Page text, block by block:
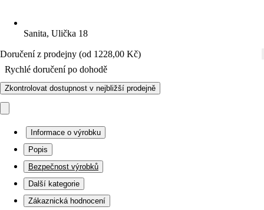
Sanita, Ulička 18
Doručení z prodejny (od 1228,00 Kč)
Rychlé doručení po dohodě
Zkontrolovat dostupnost v nejbližší prodejně
Informace o výrobku
Popis
Bezpečnost výrobků
Další kategorie
Zákaznická hodnocení